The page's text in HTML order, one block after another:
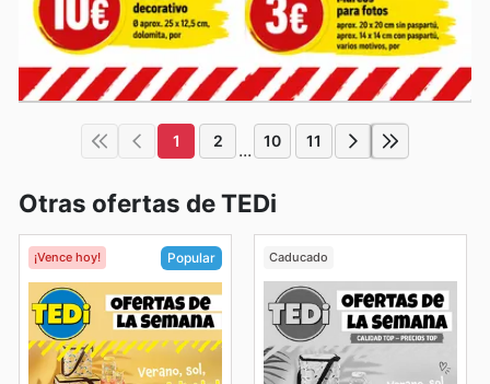
1 2 ... 10 11
Otras ofertas de TEDi
¡Vence hoy! Popular Caducado